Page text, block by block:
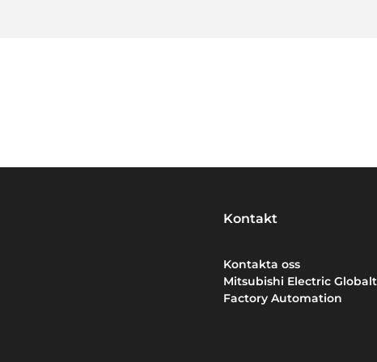
Kontakt
Kontakta oss
Mitsubishi Electric Globalt
Factory Automation